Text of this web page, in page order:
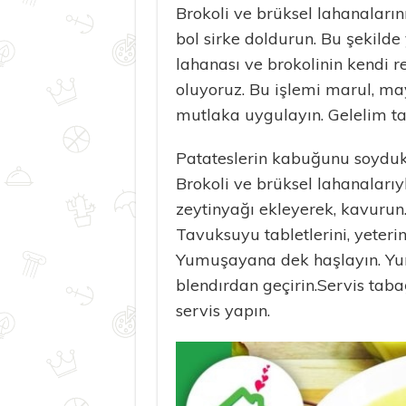
Brokoli ve brüksel
bol sirke doldurun. Bu
lahanası ve brokolinin kendi
oluyoruz. Bu işlemi marul,
mutlaka uygulayın. Gelelim
Patateslerin kabuğunu
Brokoli ve brüksel
zeytinyağı ekleyerek,
Tavuksuyu tabletlerini,
Yumuşayana dek haşlayın.
blendırdan geçirin.Servis
servis yapın.